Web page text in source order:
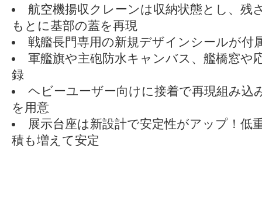
航空機揚収クレーンは収納状態とし、残
もとに基部の蓋を再現
戦艦長門専用の新規デザインシールが付
軍艦旗や主砲防水キャンバス、艦橋窓や
録
ヘビーユーザー向けに接着で再現組み込
を用意
展示台座は新設計で安定性がアップ！低
積も増えて安定